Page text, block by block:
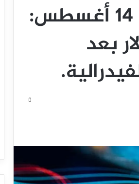
أسعار العملات المشفرة اليوم 14 أغسطس:
ألف دولار بعد
0